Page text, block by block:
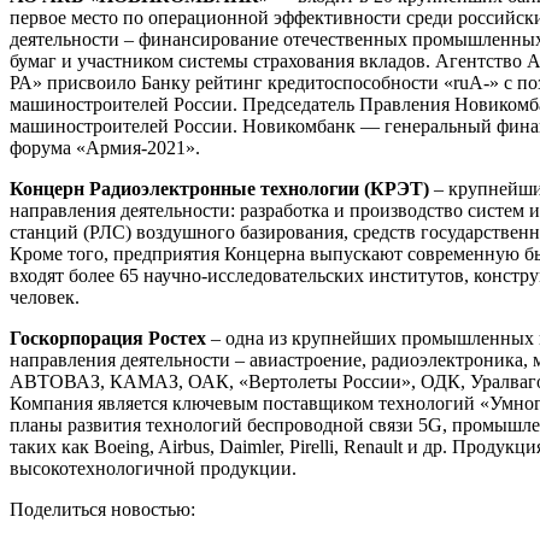
первое место по операционной эффективности среди
деятельности – финансирование отечественных
бумаг и участником системы страхования вкладов.
РА» присвоило Банку рейтинг кредитоспособности «ruА-» с
машиностроителей России. Председатель Правления
машиностроителей России. Новикомбанк — генеральный
форума «Армия-2021».
Концерн Радиоэлектронные технологии (КРЭТ) –
направления деятельности: разработка и производство
станций (РЛС) воздушного базирования, средств
Кроме того, предприятия Концерна выпускают современную
входят более 65 научно-исследовательских институтов,
человек.
Госкорпорация Ростех – одна из крупнейших промышленных
направления деятельности – авиастроение,
АВТОВАЗ, КАМАЗ, ОАК, «Вертолеты России», ОДК,
Компания является ключевым поставщиком технологий
планы развития технологий беспроводной связи 5G,
таких как Boeing, Airbus, Daimler, Pirelli, Renault и др.
высокотехнологичной продукции.
Поделиться новостью: